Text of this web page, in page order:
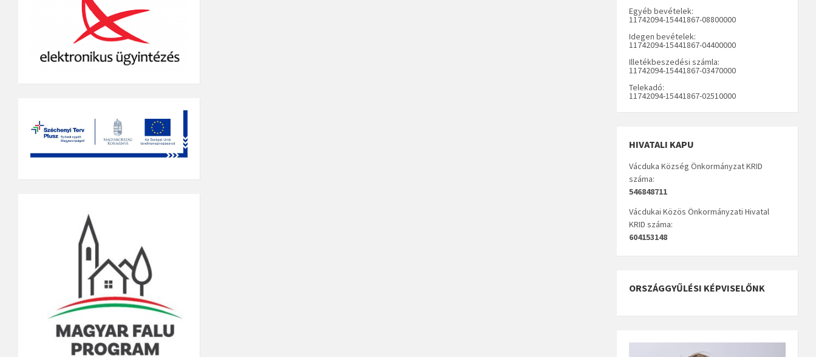
Egyéb bevételek:
11742094-15441867-08800000
Idegen bevételek:
11742094-15441867-04400000
Illetékbeszedési számla:
11742094-15441867-03470000
Telekadó:
11742094-15441867-02510000
HIVATALI KAPU
Vácduka Község Önkormányzat KRID
száma:
546848711
Vácdukai Közös Önkormányzati Hivatal
KRID száma:
604153148
ORSZÁGGYŰLÉSI KÉPVISELŐNK